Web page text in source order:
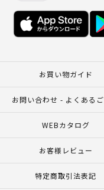
お買い物ガイド
お問い合わせ - よくある
WEBカタログ
お客様レビュー
特定商取引法表記